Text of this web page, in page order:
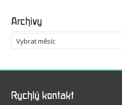
Archivy
Archivy
Rychlý kontakt